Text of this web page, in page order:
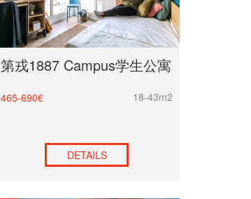
第戎1887 Campus学生公寓
465-690€ 18-43m2
DETAILS